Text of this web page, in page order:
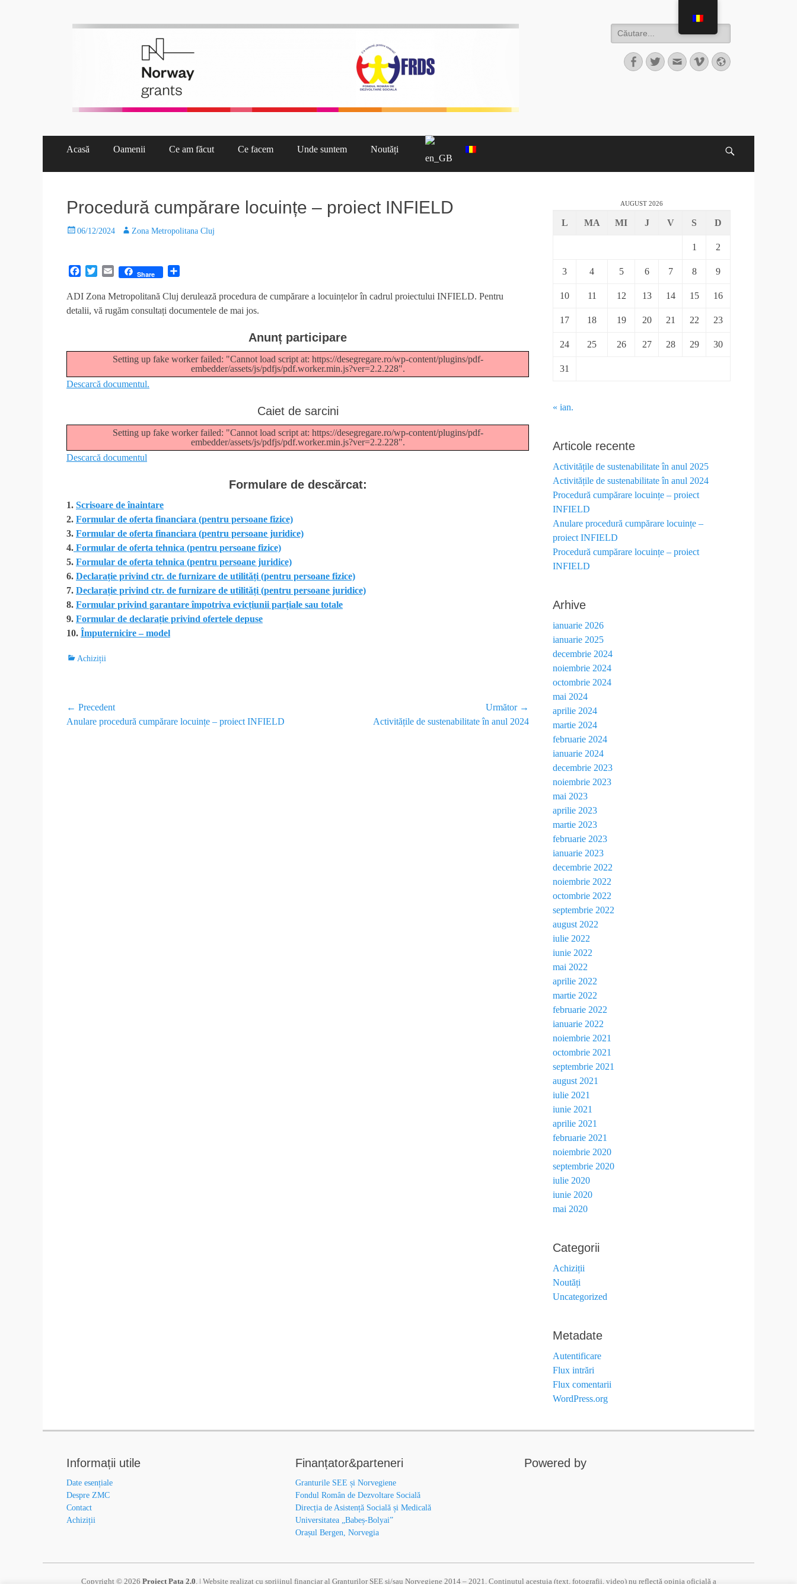
Proiect Pata 2.0
Acasă Oamenii Ce am făcut Ce facem Unde suntem Noutăți
Procedură cumpărare locuințe – proiect INFIELD
06/12/2024 Zona Metropolitana Cluj
c
e
k
i
t
E
a
l
Share
r
a
z
ă
ADI Zona Metropolitană Cluj derulează procedura de cumpărare a locuințelor în cadrul proiectului INFIELD. Pentru
detalii, vă rugăm consultați documentele de mai jos.
Anunț participare
Setting up fake worker failed: "Cannot load script at: https://desegregare.ro/wp-content/plugins/pdf-
embedder/assets/js/pdfjs/pdf.worker.min.js?ver=2.2.228".
Descarcă documentul.
Caiet de sarcini
Setting up fake worker failed: "Cannot load script at: https://desegregare.ro/wp-content/plugins/pdf-
embedder/assets/js/pdfjs/pdf.worker.min.js?ver=2.2.228".
Descarcă documentul
Formulare de descărcat:
1. Scrisoare de înaintare
2. Formular de oferta financiara (pentru persoane fizice)
3. Formular de oferta financiara (pentru persoane juridice)
4. Formular de oferta tehnica (pentru persoane fizice)
5. Formular de oferta tehnica (pentru persoane juridice)
6. Declarație privind ctr. de furnizare de utilități (pentru persoane fizice)
7. Declarație privind ctr. de furnizare de utilități (pentru persoane juridice)
8. Formular privind garantare împotriva evicțiunii parțiale sau totale
9. Formular de declarație privind ofertele depuse
10. Împuternicire – model
Achiziții
← Precedent
Anulare procedură cumpărare locuințe – proiect INFIELD
Următor →
Activitățile de sustenabilitate în anul 2024
AUGUST 2026
L MA MI J V S D
1 2
3 4 5 6 7 8 9
10 11 12 13 14 15 16
17 18 19 20 21 22 23
24 25 26 27 28 29 30
31
« ian.
Articole recente
Activitățile de sustenabilitate în anul 2025
Activitățile de sustenabilitate în anul 2024
Procedură cumpărare locuințe – proiect
INFIELD
Anulare procedură cumpărare locuințe –
proiect INFIELD
Procedură cumpărare locuințe – proiect
INFIELD
Arhive
ianuarie 2026
ianuarie 2025
decembrie 2024
noiembrie 2024
octombrie 2024
mai 2024
aprilie 2024
martie 2024
februarie 2024
ianuarie 2024
decembrie 2023
noiembrie 2023
mai 2023
aprilie 2023
martie 2023
februarie 2023
ianuarie 2023
decembrie 2022
noiembrie 2022
octombrie 2022
septembrie 2022
august 2022
iulie 2022
iunie 2022
mai 2022
aprilie 2022
martie 2022
februarie 2022
ianuarie 2022
noiembrie 2021
octombrie 2021
septembrie 2021
august 2021
iulie 2021
iunie 2021
aprilie 2021
februarie 2021
noiembrie 2020
septembrie 2020
iulie 2020
iunie 2020
mai 2020
Categorii
Achiziții
Noutăți
Uncategorized
Metadate
Autentificare
Flux intrări
Flux comentarii
WordPress.org
Informații utile
Date esențiale
Despre ZMC
Contact
Achiziții
Finanțator&parteneri
Granturile SEE și Norvegiene
Fondul Român de Dezvoltare Socială
Direcția de Asistență Socială și Medicală
Universitatea „Babeș-Bolyai”
Orașul Bergen, Norvegia
Powered by
Copyright © 2026 Proiect Pata 2.0. | Website realizat cu sprijinul financiar al Granturilor SEE și/sau Norvegiene 2014 – 2021. Conținutul acestuia (text, fotografii, video) nu reflectă opinia oficială a